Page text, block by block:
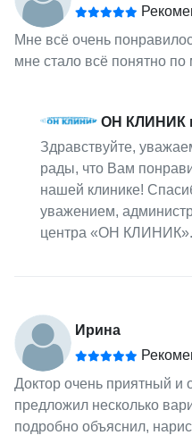
Мне всё очень
мне стало всё понятно
ОН КЛИНИК
Здравствуйте,
рады, что Вам
нашей клинике!
уважением,
центра «ОН КЛИНИК».
Ирина
Доктор очень приятный и
предложил несколько
подробно объяснил,